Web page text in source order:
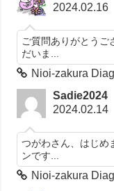
2024.02.16
ご質問ありがとうご
だいま...
Nioi-zakura
Sadie2024
2024.02.14
つがわさん、はじめ
ンです...
Nioi-zakura